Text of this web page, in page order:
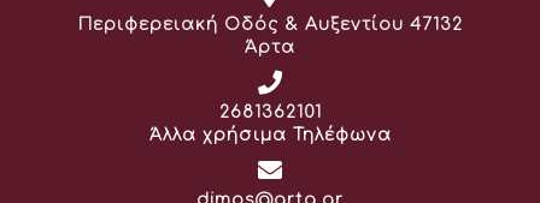
Διεύθυνση:
Περιφερειακή Οδός & Αυξεντίου 47132
Άρτα
Τηλέφωνο:
2681362101
Άλλα χρήσιμα Τηλέφωνα
Email: